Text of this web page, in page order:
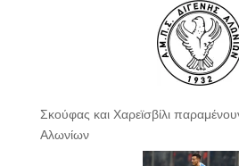
Σκούφας και Χαρεϊσβίλι
Αλωνίων